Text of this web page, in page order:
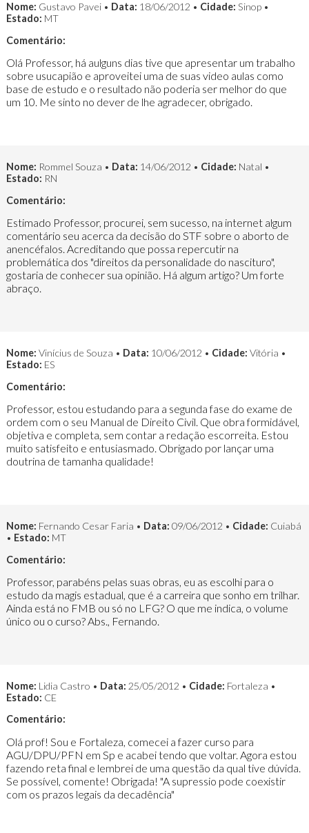
Nome: Gustavo Pavei • Data: 18/06/2012 • Cidade: Sinop •
Estado: MT
Comentário:
Olá Professor, há aulguns dias tive que apresentar um trabalho
sobre usucapião e aproveitei uma de suas video aulas como
base de estudo e o resultado não poderia ser melhor do que
um 10. Me sinto no dever de lhe agradecer, obrigado.
Nome: Rommel Souza • Data: 14/06/2012 • Cidade: Natal •
Estado: RN
Comentário:
Estimado Professor, procurei, sem sucesso, na internet algum
comentário seu acerca da decisão do STF sobre o aborto de
anencéfalos. Acreditando que possa repercutir na
problemática dos "direitos da personalidade do nascituro",
gostaria de conhecer sua opinião. Há algum artigo? Um forte
abraço.
Nome: Vinícius de Souza • Data: 10/06/2012 • Cidade: Vitória •
Estado: ES
Comentário:
Professor, estou estudando para a segunda fase do exame de
ordem com o seu Manual de Direito Civil. Que obra formidável,
objetiva e completa, sem contar a redação escorreita. Estou
muito satisfeito e entusiasmado. Obrigado por lançar uma
doutrina de tamanha qualidade!
Nome: Fernando Cesar Faria • Data: 09/06/2012 • Cidade: Cuiabá
• Estado: MT
Comentário:
Professor, parabéns pelas suas obras, eu as escolhi para o
estudo da magis estadual, que é a carreira que sonho em trilhar.
Ainda está no FMB ou só no LFG? O que me indica, o volume
único ou o curso? Abs., Fernando.
Nome: Lidia Castro • Data: 25/05/2012 • Cidade: Fortaleza •
Estado: CE
Comentário:
Olá prof! Sou e Fortaleza, comecei a fazer curso para
AGU/DPU/PFN em Sp e acabei tendo que voltar. Agora estou
fazendo reta final e lembrei de uma questão da qual tive dúvida.
Se possível, comente! Obrigada! "A supressio pode coexistir
com os prazos legais da decadência"